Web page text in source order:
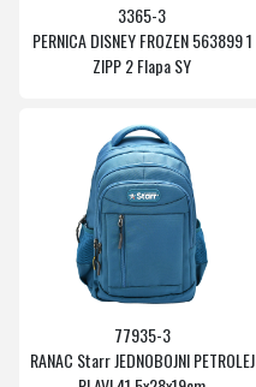
3365-3
PERNICA DISNEY FROZEN 563899 1
ZIPP 2 Flapa SY
77935-3
RANAC Starr JEDNOBOJNI PETROLEJ